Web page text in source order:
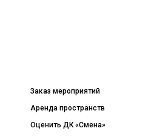
Заказ мероприятий
Аренда пространств
Оценить ДК «Смена»